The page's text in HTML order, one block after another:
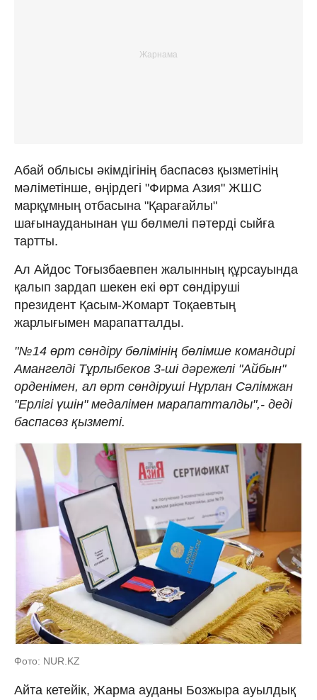
Абай облысы әкімдігінің баспасөз қызметінің
мәліметінше, өңірдегі "Фирма Азия" ЖШС
марқұмның отбасына "Қарағайлы"
шағынауданынан үш бөлмелі пәтерді сыйға
тартты.
Ал Айдос Тоғызбаевпен жалынның құрсауында
қалып зардап шекен екі өрт сөндіруші
президент Қасым-Жомарт Тоқаевтың
жарлығымен марапатталды.
"№14 өрт сөндіру бөлімінің бөлімше командирі
Амангелді Тұрлыбеков 3-ші дәрежелі "Айбын"
орденімен, ал өрт сөндіруші Нұрлан Сәлімжан
"Ерлігі үшін" медалімен марапатталды",- деді
баспасөз қызметі.
Фото: NUR.KZ
Айта кетейік, Жарма ауданы Бозжыра ауылдық